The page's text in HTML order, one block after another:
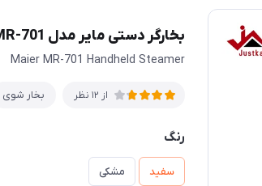
بخارگر دستی مایر مدل MR-701
Maier MR-701 Handheld Steamer
از 12 نظر بخار شوی
رنگ
سفید مشکی